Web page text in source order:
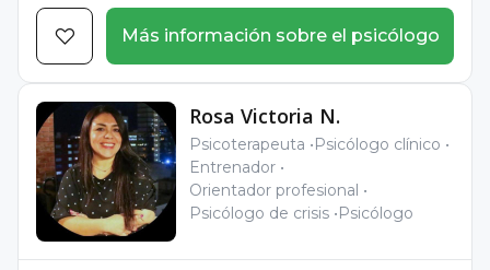
Más información sobre el psicólogo
Rosa Victoria N.
Psicoterapeuta
Psicólogo clínico
Entrenador
Orientador profesional
Psicólogo de crisis Psicólogo